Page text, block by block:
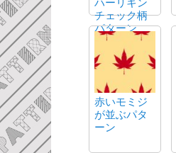
チェック柄
パターン
赤いモミジ
が並ぶパタ
ーン